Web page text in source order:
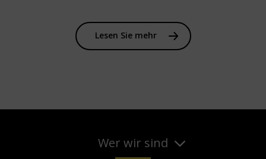
Lesen Sie mehr
Wer wir sind